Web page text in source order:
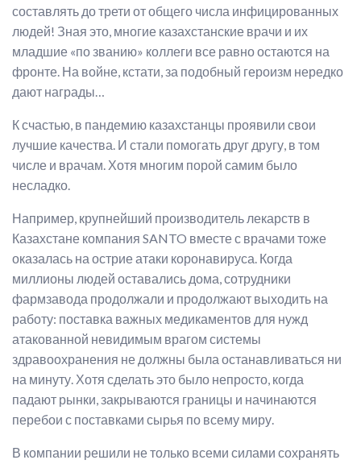
составлять до трети от общего числа инфицированных
людей! Зная это, многие казахстанские врачи и их
младшие «по званию» коллеги все равно остаются на
фронте. На войне, кстати, за подобный героизм нередко
дают награды…
К счастью, в пандемию казахстанцы проявили свои
лучшие качества. И стали помогать друг другу, в том
числе и врачам. Хотя многим порой самим было
несладко.
Например, крупнейший производитель лекарств в
Казахстане компания SANTO вместе с врачами тоже
оказалась на острие атаки коронавируса. Когда
миллионы людей оставались дома, сотрудники
фармзавода продолжали и продолжают выходить на
работу: поставка важных медикаментов для нужд
атакованной невидимым врагом системы
здравоохранения не должны была останавливаться ни
на минуту. Хотя сделать это было непросто, когда
падают рынки, закрываются границы и начинаются
перебои с поставками сырья по всему миру.
В компании решили не только всеми силами сохранять